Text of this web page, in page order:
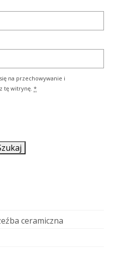
na przechowywanie i
tę witrynę. *
ceramiczna